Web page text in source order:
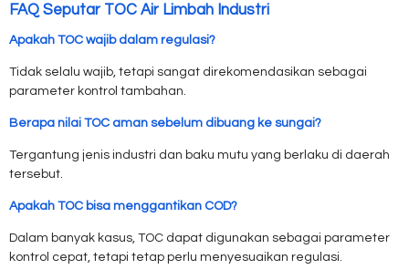
FAQ Seputar TOC Air Limbah Industri
Apakah TOC wajib dalam regulasi?
Tidak selalu wajib, tetapi sangat direkomendasikan sebagai
parameter kontrol tambahan.
Berapa nilai TOC aman sebelum dibuang ke sungai?
Tergantung jenis industri dan baku mutu yang berlaku di daerah
tersebut.
Apakah TOC bisa menggantikan COD?
Dalam banyak kasus, TOC dapat digunakan sebagai parameter
kontrol cepat, tetapi tetap perlu menyesuaikan regulasi.